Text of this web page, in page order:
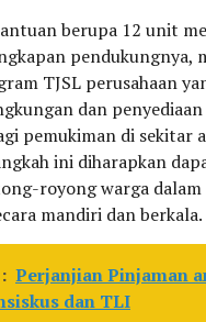
berupa 12 unit
pendukungnya,
TJSL perusahaan
dan
pemukiman di sekitar
ini diharapkan
royong warga dalam
mandiri dan berkala.
Perjanjian Pinjaman
dan TLI